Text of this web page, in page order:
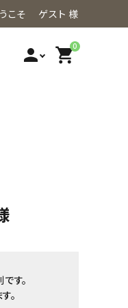
こそ ゲスト 様
person 0
shopping_cart
す。
。